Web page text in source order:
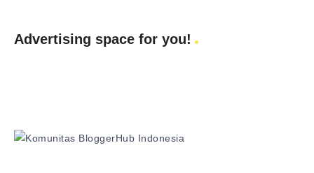
Advertising space for you!